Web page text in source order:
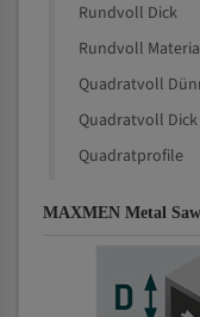
Rundvoll Dick
Rundvoll
Quadratvoll
Quadratvoll Dick
Quadratprofile
MAXMEN Metal